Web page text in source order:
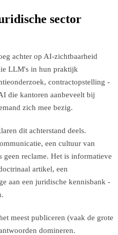
sector
achter op AI-zichtbaarheid
LLM's in hun praktijk
contractopstelling -
die kantoren aanbeveelt bij
zich mee bezig.
dit achterstand deels.
een cultuur van
reclame. Het is informatieve
artikel, een
aan een juridische kennisbank -
meest publiceren (vaak de grote
domineren.